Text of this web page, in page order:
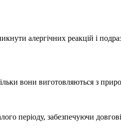
алергічних реакцій і
вони виготовляються з
періоду, забезпечуючи